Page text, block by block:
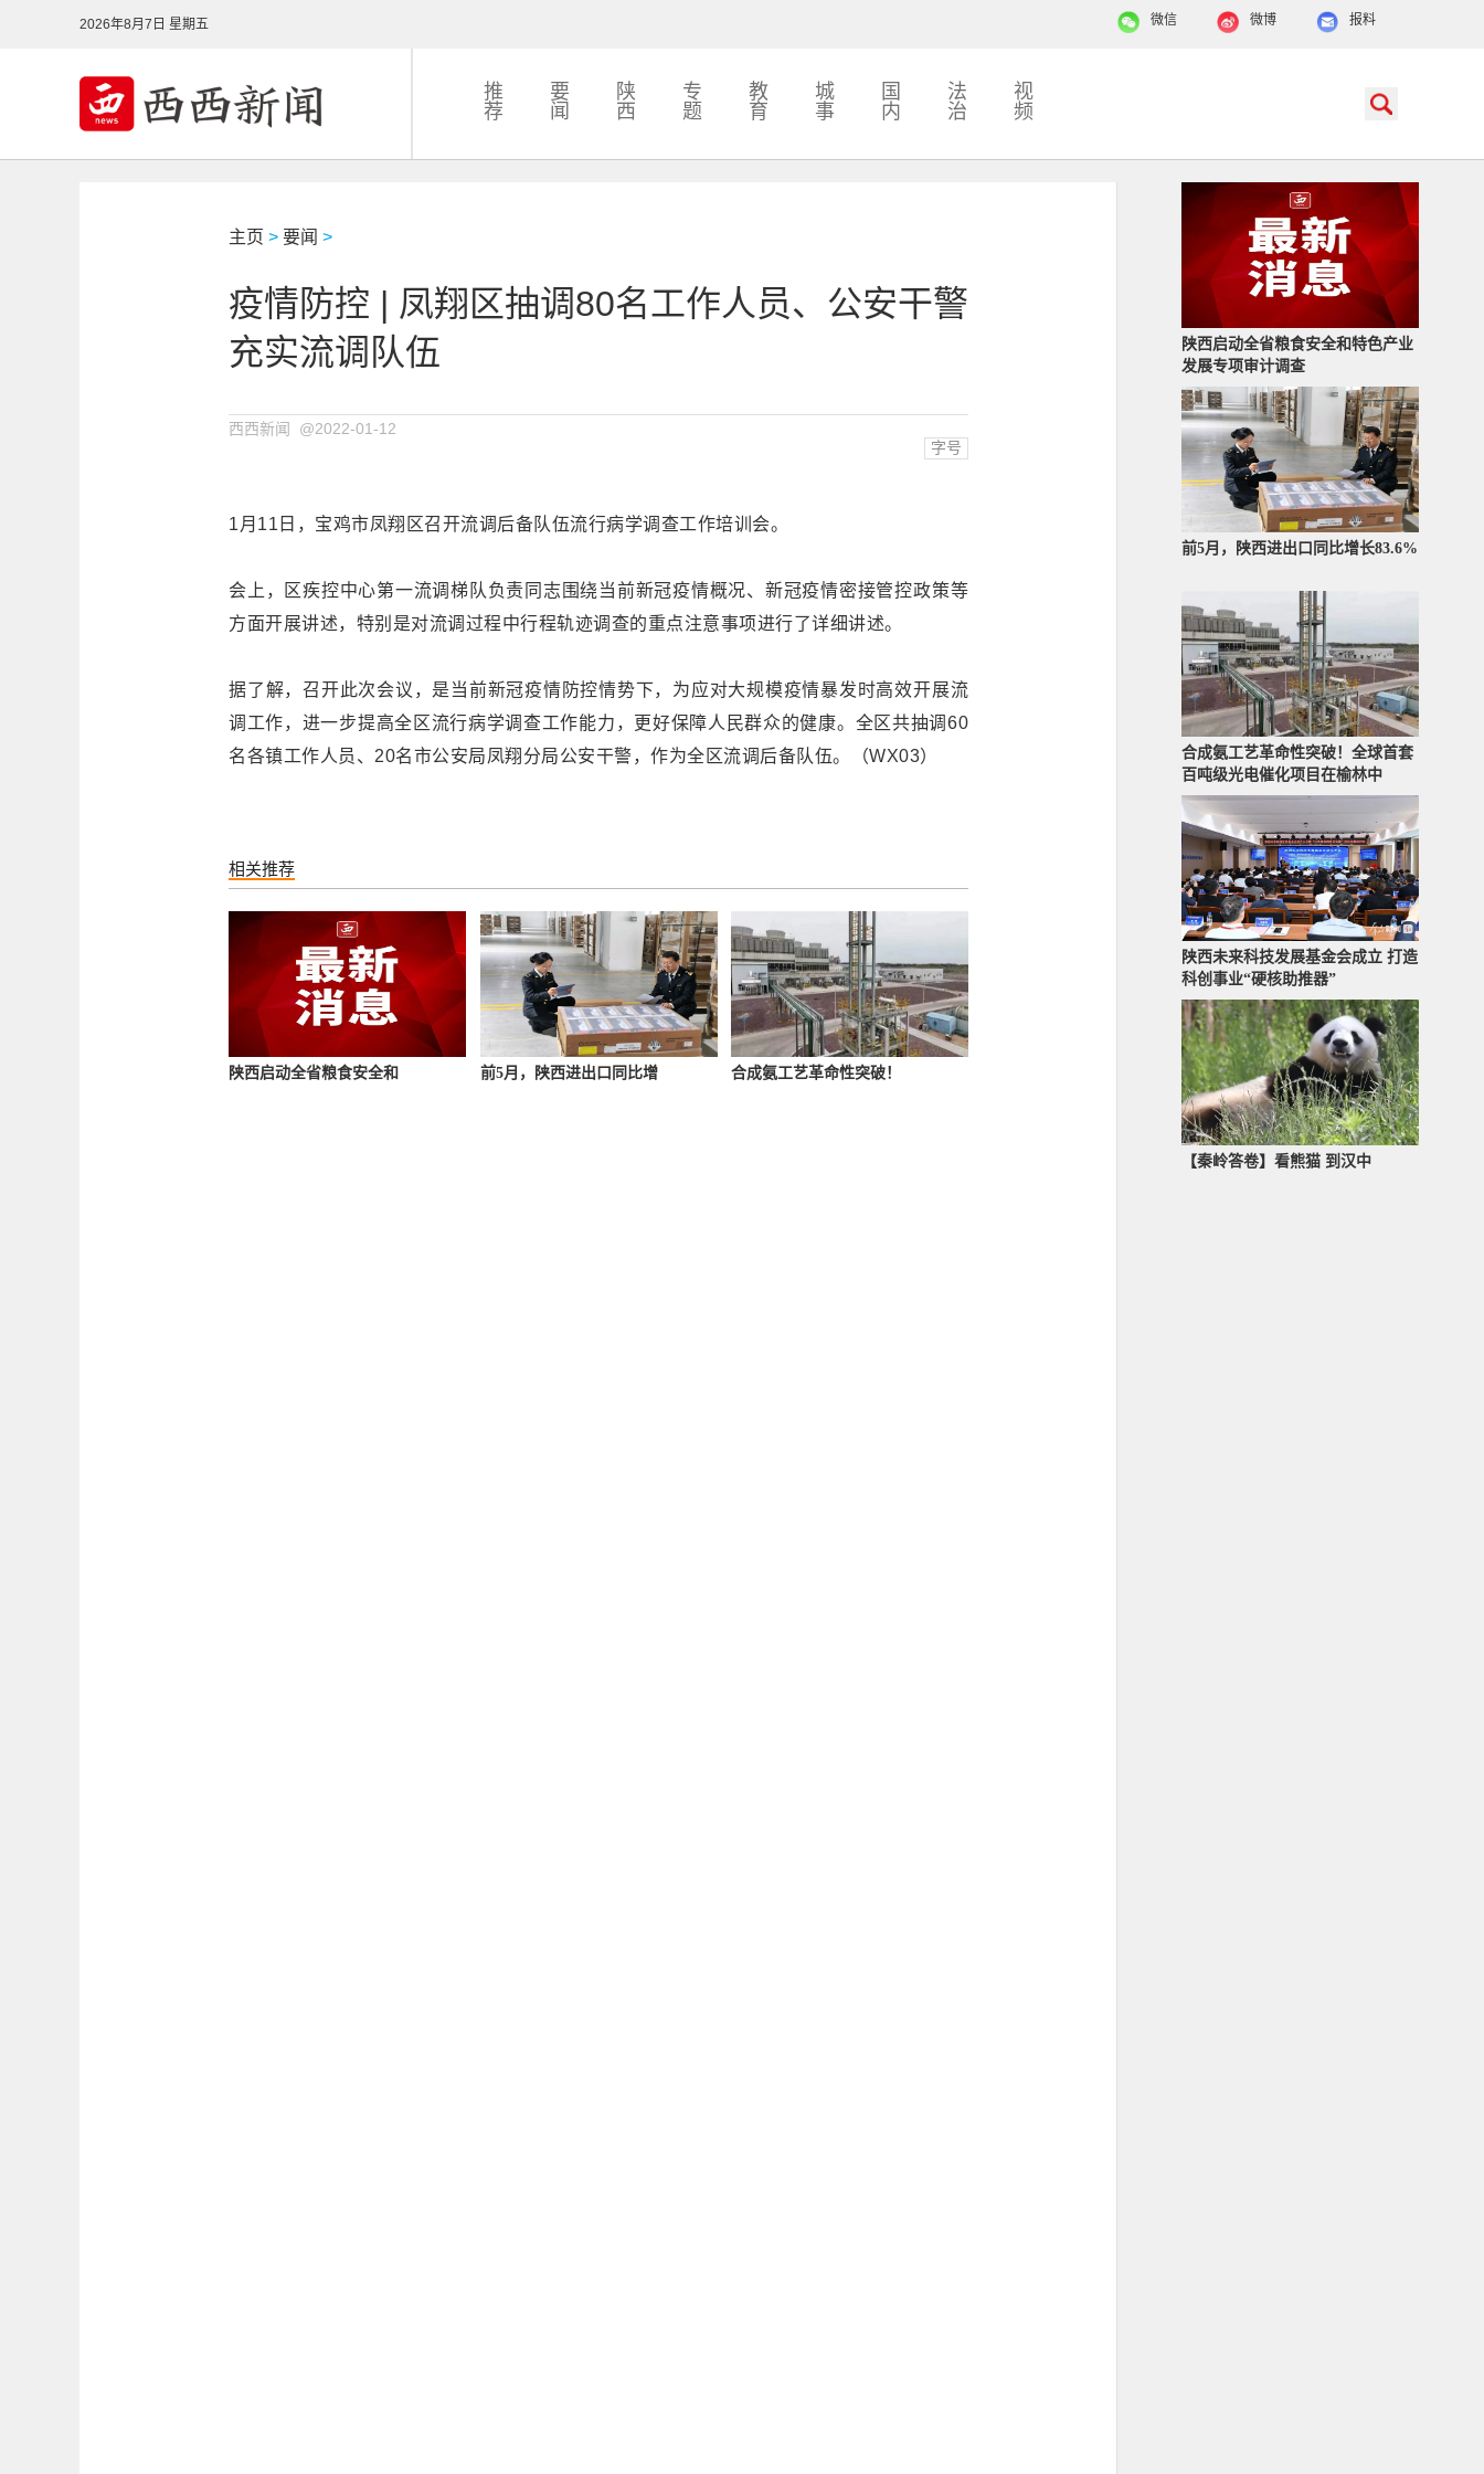
2026年8月7日 星期五 报料
微博
微信
推
荐
要
闻
陕
西
专
题
教
育
城
事
国
内
法
治
视
频
主页 > 要闻 >
疫情防控 | 凤翔区抽调80名工作人员、公安干警
充实流调队伍
西西新闻 @2022-01-12
字号
1月11日，宝鸡市凤翔区召开流调后备队伍流行病学调查工作培训会。
会上，区疾控中心第一流调梯队负责同志围绕当前新冠疫情概况、新冠疫情密接管控政策等
方面开展讲述，特别是对流调过程中行程轨迹调查的重点注意事项进行了详细讲述。
据了解，召开此次会议，是当前新冠疫情防控情势下，为应对大规模疫情暴发时高效开展流
调工作，进一步提高全区流行病学调查工作能力，更好保障人民群众的健康。全区共抽调60
名各镇工作人员、20名市公安局凤翔分局公安干警，作为全区流调后备队伍。（WX03）
相关推荐
陕西启动全省粮食安全和 前5月，陕西进出口同比增 合成氨工艺革命性突破！
陕西启动全省粮食安全和特色产业
发展专项审计调查
前5月，陕西进出口同比增长83.6%
合成氨工艺革命性突破！全球首套
百吨级光电催化项目在榆林中
陕西未来科技发展基金会成立 打造
科创事业“硬核助推器”
【秦岭答卷】看熊猫 到汉中